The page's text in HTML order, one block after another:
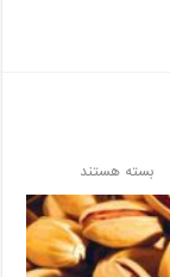
بسته هستند